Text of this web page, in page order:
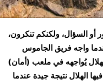
السؤال، ولكنكم تنكرون،
واجه فريق الجاموس
يُواجهه في ملعب (أمان)
الهلال نتيجة جيدة عندما